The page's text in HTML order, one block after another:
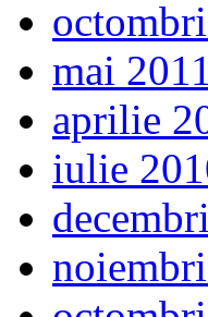
mai 2011
aprilie
iulie